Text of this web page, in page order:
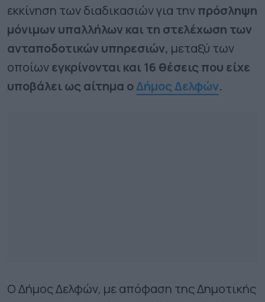
εκκίνηση των διαδικασιών για τηνπρόσληψη
μόνιμων υπαλλήλων και τη στελέχωση των
ανταποδοτικών υπηρεσιών, μεταξύ των
οποίωνεγκρίνονται και 16 θέσεις που είχε
υποβάλει ως αίτημα οΔήμος Δελφών.
Ο Δήμος Δελφών, με απόφαση της Δημοτικής